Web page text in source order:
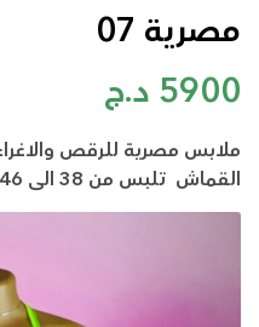
مصرية 07
5900د.ج
ملابس مصرية للرقص
القماش تلبس من 38 الى 46